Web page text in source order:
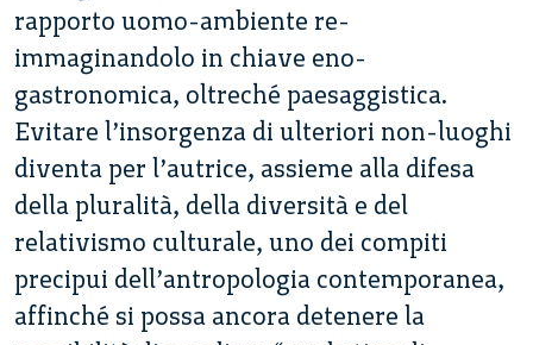
rapporto uomo-ambiente re-
immaginandolo in chiave eno-
gastronomica, oltreché paesaggistica.
Evitare l’insorgenza di ulteriori non-luoghi
diventa per l’autrice, assieme alla difesa
della pluralità, della diversità e del
relativismo culturale, uno dei compiti
precipui dell’antropologia contemporanea,
affinché si possa ancora detenere la